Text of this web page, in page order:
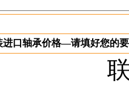
口轴承价格—请填好您的